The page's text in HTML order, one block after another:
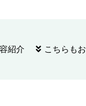
紹介 こちらも